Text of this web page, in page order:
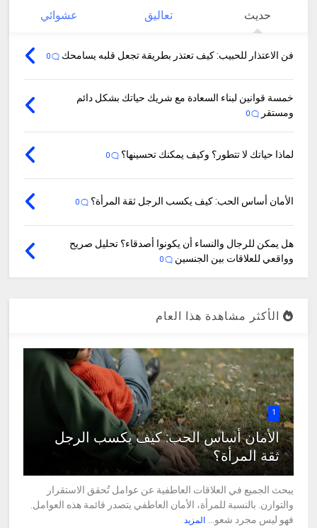
حديث تعاليق عشوائي
فن الاعتذار للحبيب: كيف تعتذر بطريقة تجعل قلبه يسامحك 0
خمسة قوانين لبناء السعادة مع شريك حياتك بشكل دائم
ومستقر
0
لماذا حياتك لا تتطور؟ وكيف يمكنك تحسينها؟ 0
الأمان أساس الحب: كيف يكسب الرجل ثقة المرأة؟ 0
هل يمكن للرجال والنساء أن يكونوا أصدقاء؟ تحليل صريح
وواقعي للعلاقات بين الجنسين
0
الأكثر مشاهدة هذا العام
1
الأمان أساس الحب: كيف يكسب الرجل
ثقة المرأة؟
يبحث الجميع في العلاقات العاطفية عن عوامل تُحقق الاستقرار
والتوازن. بالنسبة للمرأة، الأمان العاطفي يتصدر قائمة هذه العوامل.
فهو ليس مجرد شعو...
المزيد